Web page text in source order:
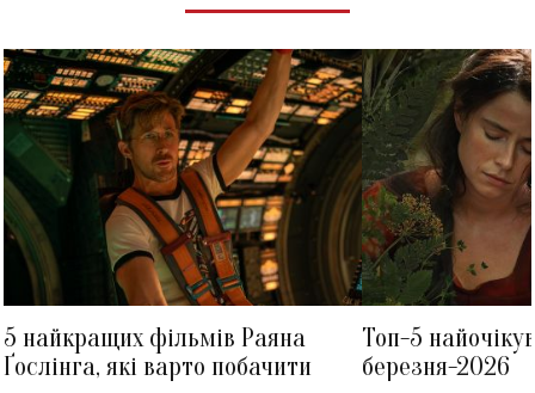
5 найкращих фільмів Раяна
Ґослінга, які варто побачити
Топ-5
березня-2026